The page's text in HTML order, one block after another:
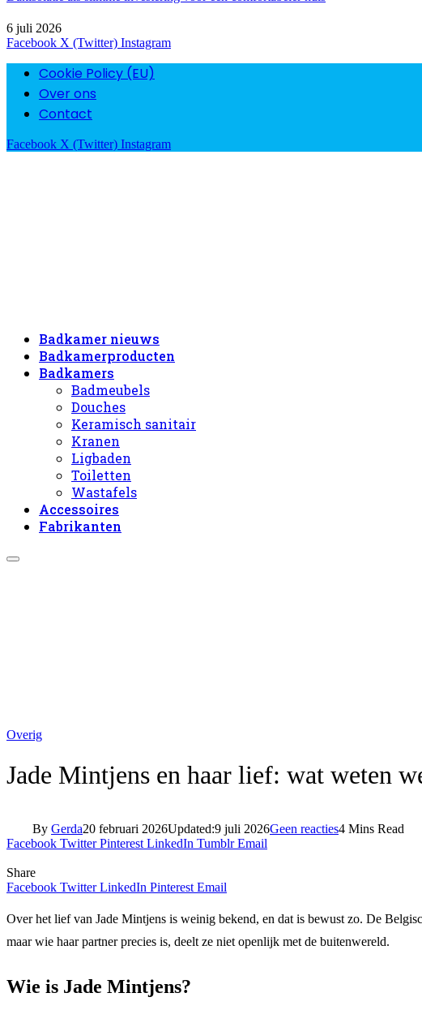
6 juli 2026
Facebook X (Twitter) Instagram
Cookie Policy (EU)
Over ons
Contact
Facebook X (Twitter) Instagram
Badkamer nieuws
Badkamerproducten
Badkamers
Badmeubels
Douches
Keramisch sanitair
Kranen
Ligbaden
Toiletten
Wastafels
Accessoires
Fabrikanten
Overig
Jade Mintjens en haar lief: wat weten
By Gerda20 februari 2026Updated:9 juli 2026Geen reacties4 Mins Read
Facebook Twitter Pinterest LinkedIn Tumblr Email
Share
Facebook Twitter LinkedIn Pinterest Email
Over het lief van Jade Mintjens is weinig bekend, en dat is bewust zo. De
maar wie haar partner precies is, deelt ze niet openlijk met de buitenwereld.
Wie is Jade Mintjens?